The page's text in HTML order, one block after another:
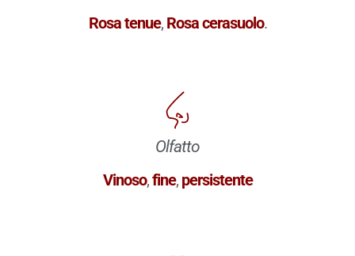
Rosa tenue, Rosa cerasuolo.
Olfatto
Vinoso,fine, persistente